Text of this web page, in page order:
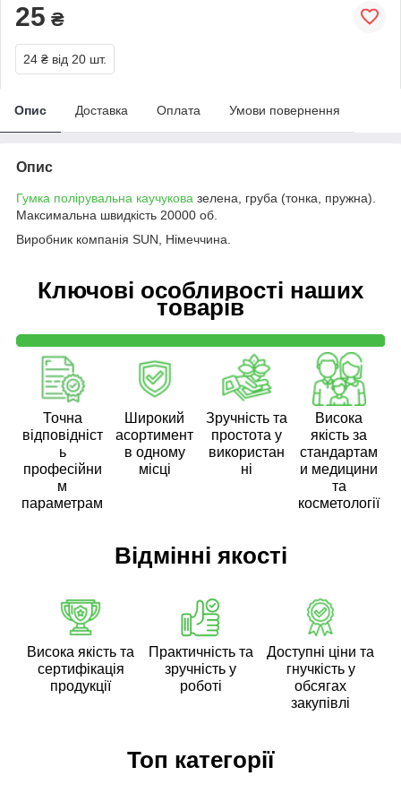
25 ₴
24 ₴ від 20 шт.
Опис Доставка Оплата Умови повернення
Опис
Гумка полірувальна каучукова зелена, груба (тонка, пружна).
Максимальна швидкість 20000 об.
Виробник компанія SUN, Німеччина.
Ключові особливості наших
товарів
Точна
відповідніст
ь
професійни
м
параметрам
Широкий
асортимент
в одному
місці
Зручність та
простота у
використан
ні
Висока
якість за
стандартам
и медицини
та
косметології
Відмінні якості
Висока якість та
сертифікація
продукції
Практичність та
зручність у
роботі
Доступні ціни та
гнучкість у
обсягах
закупівлі
Топ категорії